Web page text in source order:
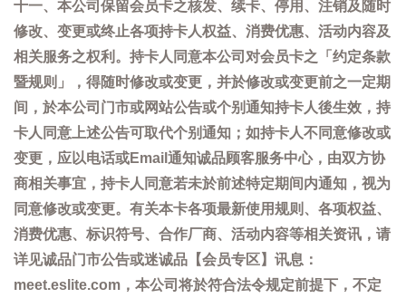
十一、本公司保留会员卡之核发、续卡、停用、注销及随时
修改、变更或终止各项持卡人权益、消费优惠、活动内容及
相关服务之权利。持卡人同意本公司对会员卡之「约定条款
暨规则」，得随时修改或变更，并於修改或变更前之一定期
间，於本公司门市或网站公告或个别通知持卡人後生效，持
卡人同意上述公告可取代个别通知；如持卡人不同意修改或
变更，应以电话或Email通知诚品顾客服务中心，由双方协
商相关事宜，持卡人同意若未於前述特定期间内通知，视为
同意修改或变更。有关本卡各项最新使用规则、各项权益、
消费优惠、标识符号、合作厂商、活动内容等相关资讯，请
详见诚品门市公告或迷诚品【会员专区】讯息：
meet.eslite.com，本公司将於符合法令规定前提下，不定